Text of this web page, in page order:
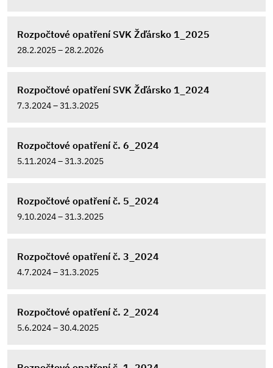
Rozpočtové opatření SVK Žďársko 1_2025
28.2.2025 – 28.2.2026
Rozpočtové opatření SVK Žďársko 1_2024
7.3.2024 – 31.3.2025
Rozpočtové opatření č. 6_2024
5.11.2024 – 31.3.2025
Rozpočtové opatření č. 5_2024
9.10.2024 – 31.3.2025
Rozpočtové opatření č. 3_2024
4.7.2024 – 31.3.2025
Rozpočtové opatření č. 2_2024
5.6.2024 – 30.4.2025